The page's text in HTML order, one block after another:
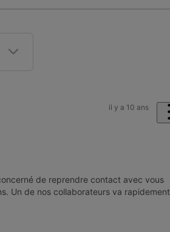
il y a 10 ans
de reprendre contact avec vous
Un de nos collaborateurs va rapidement